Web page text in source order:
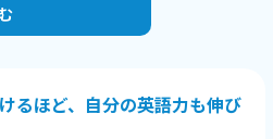
標にあったレッ
こと、英語に
るほど、自分の英語力も伸び